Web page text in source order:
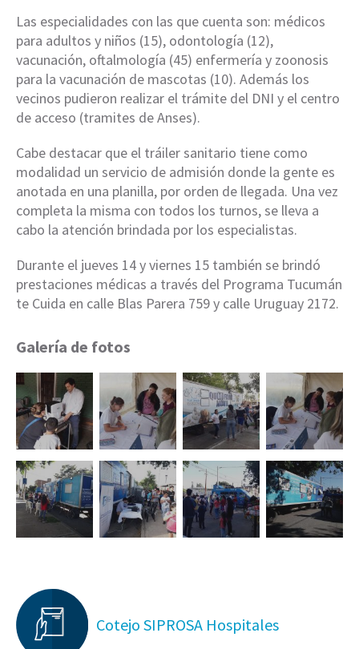
Las especialidades con las que cuenta son: médicos
para adultos y niños (15), odontología (12),
vacunación, oftalmología (45) enfermería y zoonosis
para la vacunación de mascotas (10). Además los
vecinos pudieron realizar el trámite del DNI y el centro
de acceso (tramites de Anses).
Cabe destacar que el tráiler sanitario tiene como
modalidad un servicio de admisión donde la gente es
anotada en una planilla, por orden de llegada. Una vez
completa la misma con todos los turnos, se lleva a
cabo la atención brindada por los especialistas.
Durante el jueves 14 y viernes 15 también se brindó
prestaciones médicas a través del Programa Tucumán
te Cuida en calle Blas Parera 759 y calle Uruguay 2172.
Galería de fotos
Cotejo SIPROSA Hospitales